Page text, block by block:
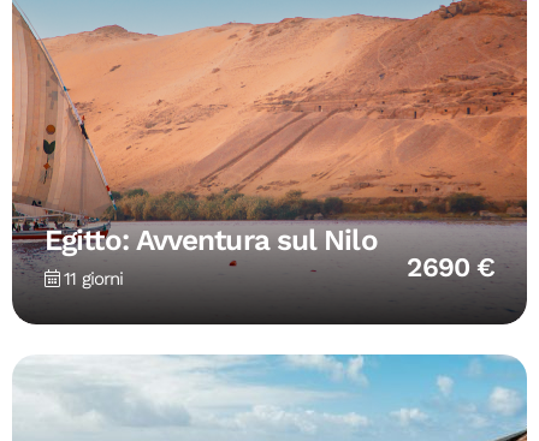
Egitto: Avventura sul Nilo
11 giorni 2690 €